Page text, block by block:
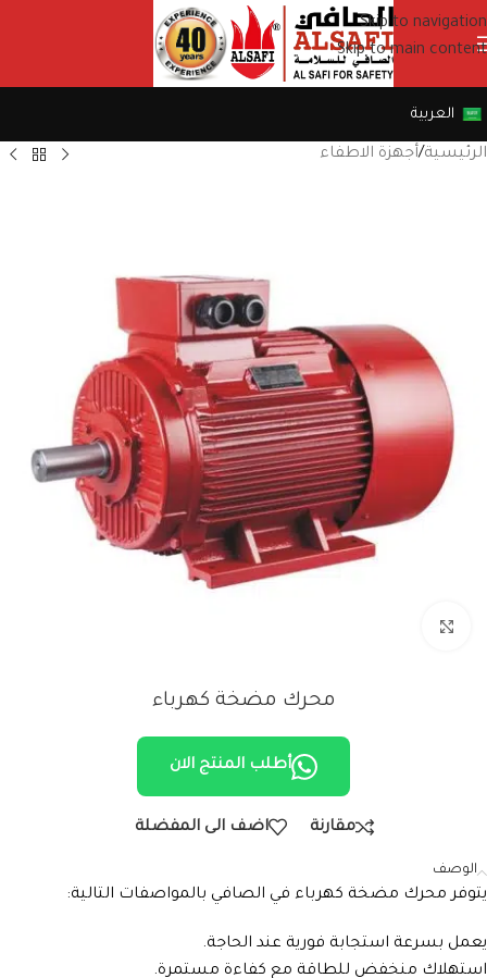
Skip to navigation
Skip to main content
العربية
الرئيسية/أجهزة الاطفاء
محرك مضخة كهرباء
أطلب المنتج الان
مقارنة اضف الى المفضلة
الوصف
يتوفر محرك مضخة كهرباء في الصافي بالمواصفات التالية:
يعمل بسرعة استجابة فورية عند الحاجة.
استهلاك منخفض للطاقة مع كفاءة مستمرة.